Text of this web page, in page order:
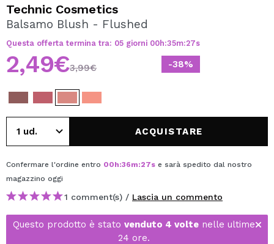
Creando un account su Maquibeauty.it potrai fare i tuoi
acquisti velocemente, controllare lo stato dei tuoi ordini e
consultare le tue operazioni precedenti.
CREARE UN ACCOUNT
Technic Cosmetics
Balsamo Blush - Flushed
Questa offerta termina tra: 05 giorni 00h:35m:27s
-38%
2,49€3,99€
ACQUISTARE
Confermare l'ordine entro 00h:36m:27s e sarà spedito dal nostro
magazzino oggi
1 comment(s) / Lascia un commento
Questo prodotto è stato venduto 4 volte nelle ultime
24 ore.